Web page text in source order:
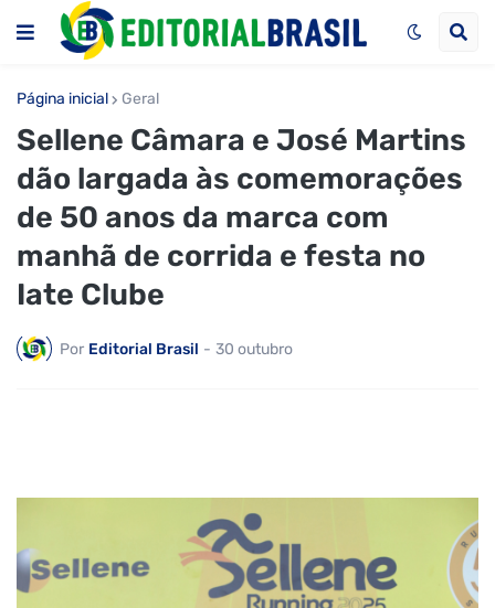
Página inicial Geral
Sellene Câmara e José Martins
dão largada às comemorações
de 50 anos da marca com
manhã de corrida e festa no
Iate Clube
Por Editorial Brasil - 30 outubro